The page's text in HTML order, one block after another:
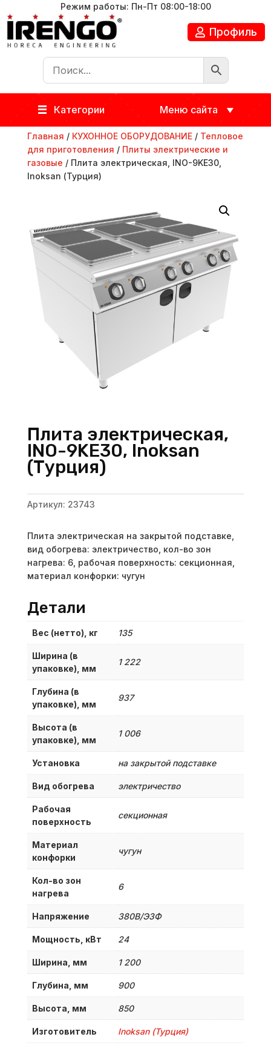
Режим работы: Пн-Пт 08:00-18:00
Профиль
Категории Меню сайта
Главная / КУХОННОЕ ОБОРУДОВАНИЕ/ Тепловое
для приготовления / Плиты электрические и
газовые / Плита электрическая, INO-9KE30,
Inoksan (Турция)
Плита электрическая,
INO-9KE30, Inoksan
(Турция)
Артикул: 23743
Плита электрическая на закрытой подставке,
вид обогрева: электричество, кол-во зон
нагрева: 6, рабочая поверхность: секционная,
материал конфорки: чугун
Детали
Вес (нетто), кг 135
Ширина (в
упаковке), мм
1 222
Глубина (в
упаковке), мм
937
Высота (в
упаковке), мм
1 006
Установка на закрытой подставке
Вид обогрева электричество
Рабочая
поверхность
секционная
Материал
конфорки
чугун
Кол-во зон
нагрева
6
Напряжение 380B/Э3Ф
Мощность, кВт 24
Ширина, мм 1 200
Глубина, мм 900
Высота, мм 850
Изготовитель Inoksan (Турция)